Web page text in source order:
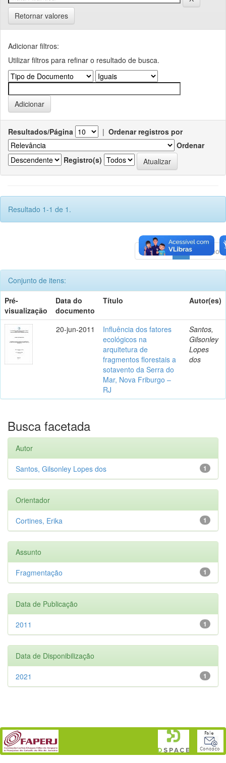
Retornar valores
Adicionar filtros:
Utilizar filtros para refinar o resultado de busca.
Resultados/Página | Ordenar registros por
Ordenar
Registro(s)
Resultado 1-1 de 1.
Anterior 1 Póximo
Conjunto de itens:
Pré-
visualização
Data do
documento
Título Autor(es)
20-jun-2011
Influência dos fatores
ecológicos na
arquitetura de
fragmentos florestais a
sotavento da Serra do
Mar, Nova Friburgo –
RJ
Santos,
Gilsonley
Lopes
dos
Busca facetada
Autor
1
Santos, Gilsonley Lopes dos
Orientador
1
Cortines, Erika
Assunto
1
Fragmentação
Data de Publicação
1
2011
Data de Disponibilização
1
2021